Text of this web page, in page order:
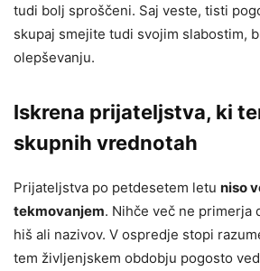
tudi bolj sproščeni. Saj veste, tisti
skupaj smejite tudi svojim slabostim,
olepševanju.
Iskrena prijateljstva, ki
skupnih vrednotah
Prijateljstva po petdesetem letu niso
tekmovanjem. Nihče več ne primerja
hiš ali nazivov. V ospredje stopi
tem življenjskem obdobju pogosto